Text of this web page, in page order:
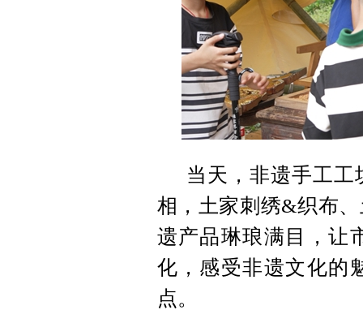
当天，非遗手工
相，土家刺绣&织布
遗产品琳琅满目，让
化，感受非遗文化的
点。